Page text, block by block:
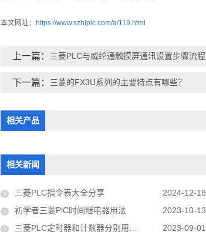
本文网址： https://www.szhlplc.com/a/119.html
上一篇： 三菱PLC与威纶通触摸屏通讯设置步骤流程
下一篇： 三菱的FX3U系列的主要特点有哪些？
相关产品
相关新闻
三菱PLC指令表大全分享 2024-12-19
初学者三菱PlC时间继电器用法
2023-10-13
三菱PLC定时器和计数器分别用什么指令？
2023-09-01